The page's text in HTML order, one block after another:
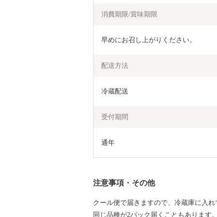
消費期限/賞味期限
早めにお召し上がりください。
配送方法
冷蔵配送
受付期間
通年
注意事項・その他
クール便で届きますので、冷蔵庫に入れ
同じ品種が2パック届くこともあります。